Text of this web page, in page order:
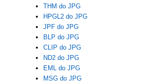
THM do JPG
HPGL2 do JPG
JPF do JPG
BLP do JPG
CLIP do JPG
ND2 do JPG
EML do JPG
MSG do JPG